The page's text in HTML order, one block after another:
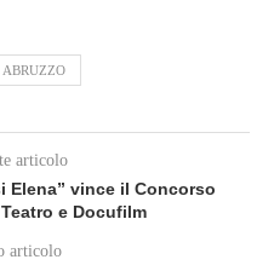
ABRUZZO
articolo
Elena” vince il Concorso
e Docufilm
articolo